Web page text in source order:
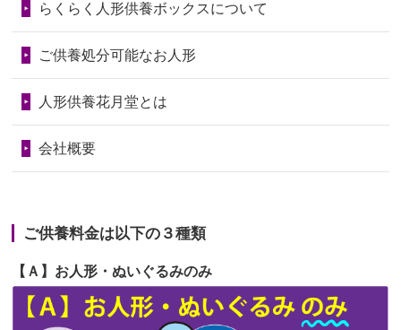
2026/06/28人形たちに これまで本当にありがとう
天...
2026/06/24今は亡き両親が孫（私の子供）の初節
句に贈って...
が伸びた時...
2026/06/22
娘の初めてのひな祭りにあわせて、娘
の祖父母か...
第71回人形供養祭令和6年8月1日(木)
第70回人形供養祭令和6年6月21日(金)
第68回人形供養祭令和6年3月22日(金)
第65回人形供養祭令和5年11月09日(木)
第64回人形供養祭令和5年9月21日(木)
第63回人形供養祭 令和5年8月1日(火)
らくらく人形供養ボックスについて
ご供養処分可能なお人形
人形供養花月堂とは
会社概要
ご供養料金は以下の３種類
【Ａ】お人形・ぬいぐるみのみ